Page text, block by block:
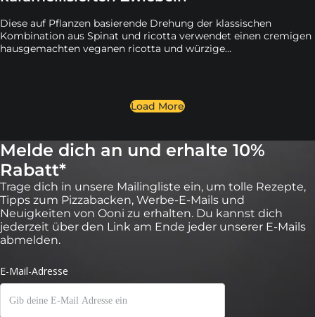
Diese auf Pflanzen basierende Drehung der klassischen
Kombination aus Spinat und ricotta verwendet einen cremigen
hausgemachten veganen ricotta und würzige
Load More
Melde dich an und erhalte 10%
Rabatt*
Trage dich in unsere Mailingliste ein, um tolle Rezepte,
Tipps zum Pizzabacken, Werbe-E-Mails und
Neuigkeiten von Ooni zu erhalten. Du kannst dich
jederzeit über den Link am Ende jeder unserer E-Mails
abmelden.